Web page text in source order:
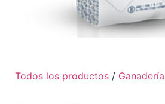
Todos los productos / Ganadería